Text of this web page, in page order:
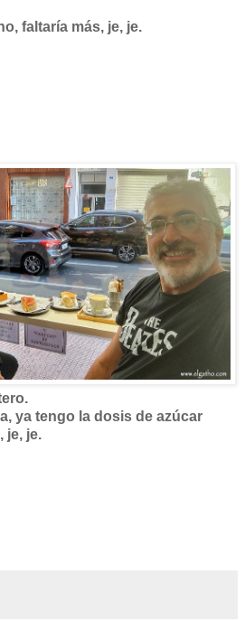
faltaría más, je, je.
ya tengo la dosis de azúcar
je, je.